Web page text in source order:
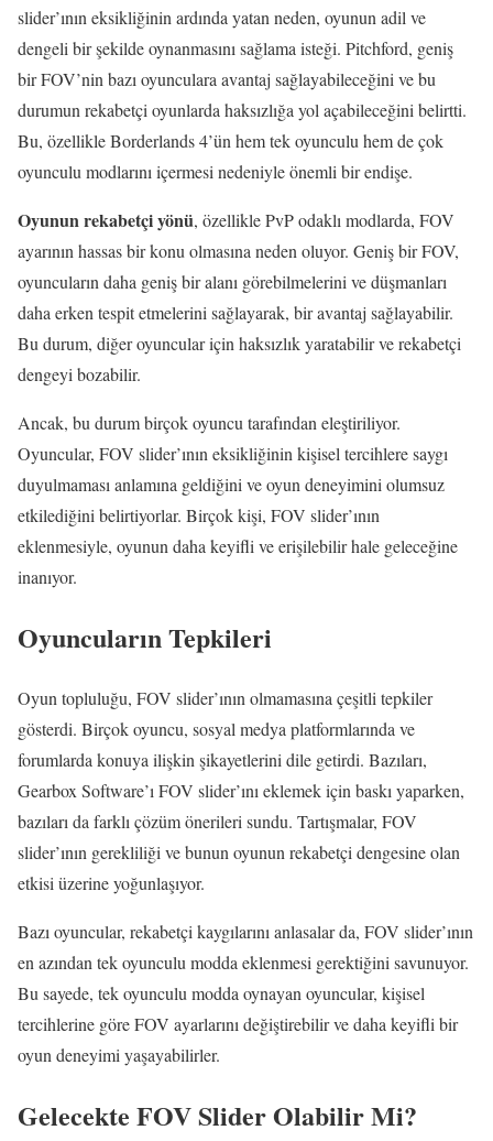
slider’ının eksikliğinin ardında yatan neden, oyunun adil ve
dengeli bir şekilde oynanmasını sağlama isteği. Pitchford, geniş
bir FOV’nin bazı oyunculara avantaj sağlayabileceğini ve bu
durumun rekabetçi oyunlarda haksızlığa yol açabileceğini belirtti.
Bu, özellikle Borderlands 4’ün hem tek oyunculu hem de çok
oyunculu modlarını içermesi nedeniyle önemli bir endişe.
Oyunun rekabetçi yönü, özellikle PvP odaklı modlarda, FOV
ayarının hassas bir konu olmasına neden oluyor. Geniş bir FOV,
oyuncuların daha geniş bir alanı görebilmelerini ve düşmanları
daha erken tespit etmelerini sağlayarak, bir avantaj sağlayabilir.
Bu durum, diğer oyuncular için haksızlık yaratabilir ve rekabetçi
dengeyi bozabilir.
Ancak, bu durum birçok oyuncu tarafından eleştiriliyor.
Oyuncular, FOV slider’ının eksikliğinin kişisel tercihlere saygı
duyulmaması anlamına geldiğini ve oyun deneyimini olumsuz
etkilediğini belirtiyorlar. Birçok kişi, FOV slider’ının
eklenmesiyle, oyunun daha keyifli ve erişilebilir hale geleceğine
inanıyor.
Oyuncuların Tepkileri
Oyun topluluğu, FOV slider’ının olmamasına çeşitli tepkiler
gösterdi. Birçok oyuncu, sosyal medya platformlarında ve
forumlarda konuya ilişkin şikayetlerini dile getirdi. Bazıları,
Gearbox Software’ı FOV slider’ını eklemek için baskı yaparken,
bazıları da farklı çözüm önerileri sundu. Tartışmalar, FOV
slider’ının gerekliliği ve bunun oyunun rekabetçi dengesine olan
etkisi üzerine yoğunlaşıyor.
Bazı oyuncular, rekabetçi kaygılarını anlasalar da, FOV slider’ının
en azından tek oyunculu modda eklenmesi gerektiğini savunuyor.
Bu sayede, tek oyunculu modda oynayan oyuncular, kişisel
tercihlerine göre FOV ayarlarını değiştirebilir ve daha keyifli bir
oyun deneyimi yaşayabilirler.
Gelecekte FOV Slider Olabilir Mi?